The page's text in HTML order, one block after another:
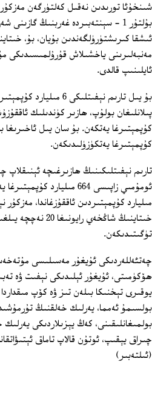
شىنخۇئا تورىدىن نەقىل كەلتۈرگەن
بۇلتۇر 1 - سېنتەبىردە غەربنىڭ
ئىشقا كىرىشتۈرۈلگەندىن بۇيان، بۇ،
مەنبەلىرىنى ياخشىلاش قۇرۇلمىسىدىكى
ئايلىنىپ قالدى.
بۇ يىل تارىم نېفىتلىكى 6
كۇپمېتىرغا يەتكۈزۈلىدىكەن.
تارىم نېفىتلىكىنىڭ ھازىرغىچە ئېنىقلاپ
مىليارد كۇپمېتىردىن ئاققۇزغاندا، مەزكۇر
خىتاينىڭ شاڭخەي
تۈگىتىدىكەن.
چەتئەللەردىكى ئۇيغۇر مەسىلىسى
ھۆكۈمىتى، ئۇيغۇر ئېلىدىكى نېفىت ۋە
يوقىرى تېخنىكا بىلەن تىز ۋە كۆپ
بولسىمۇ ئەمما، يەرلىك خەلقنىڭ
بولمىغانلىقىنى، كەڭ يېزىلاردىكى
چىراق يېقىپ، ئوتۇن قالاپ تاماق
(ئىلتەبىر)